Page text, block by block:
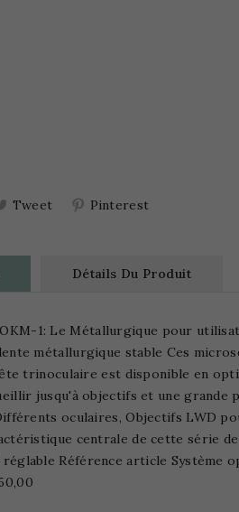
Tweet Pinterest
Détails Du Produit
1: Le Métallurgique pour
métallurgique stable Ces
trinoculaire est disponible en
jusqu'à objectifs et une grande
oculaires, Objectifs LWD
centrale de cette série
Référence article Système